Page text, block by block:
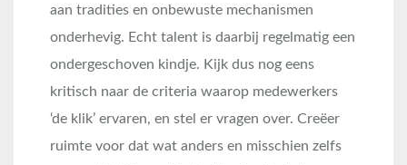
aan tradities en onbewuste mechanismen
onderhevig. Echt talent is daarbij regelmatig een
ondergeschoven kindje. Kijk dus nog eens
kritisch naar de criteria waarop medewerkers
‘de klik’ ervaren, en stel er vragen over. Creëer
ruimte voor dat wat anders en misschien zelfs